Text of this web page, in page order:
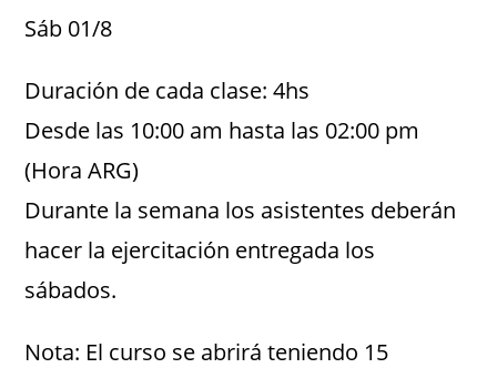
Sáb 01/8
Duración de cada clase: 4hs
Desde las 10:00 am hasta las 02:00 pm
(Hora ARG)
Durante la semana los asistentes deberán
hacer la ejercitación entregada los
sábados.
Nota: El curso se abrirá teniendo 15